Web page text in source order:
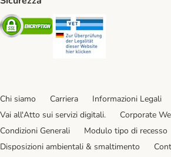
Security
Chi siamo Carriera
Informazioni Legali
Vai all'Atto sui servizi digitali.
Corporate
Condizioni Generali
Modulo tipo di recesso
Disposizioni ambientali & smaltimento